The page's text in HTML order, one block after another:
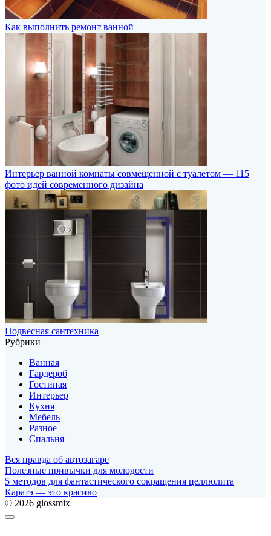
Как выполнить ремонт ванной
Интерьер ванной комнаты совмещенной с туалетом — 115
фото идей современного дизайна
Подвесная сантехника
Рубрики
Ванная
Гардероб
Гостиная
Интерьер
Кухня
Мебель
Разное
Спальня
Вся правда об автозагаре
Полезные привычки для молодости
5 методов для фантастического сокращения целлюлита
Каратэ — это красиво
© 2026 glossmix